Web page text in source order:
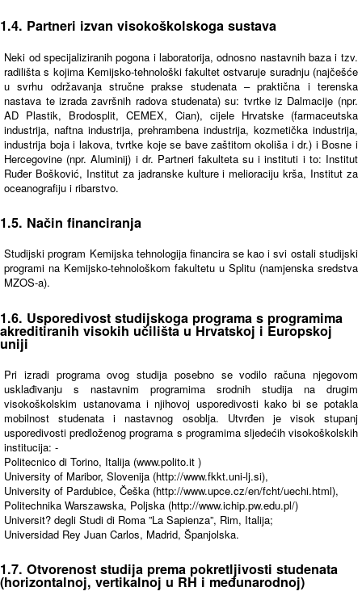
1.4. Partneri izvan visokoškolskoga sustava
Neki od specijaliziranih pogona i laboratorija, odnosno nastavnih baza i tzv.
radilišta s kojima Kemijsko-tehnološki fakultet ostvaruje suradnju (najčešće
u svrhu održavanja stručne prakse studenata – praktična i terenska
nastava te izrada završnih radova studenata) su: tvrtke iz Dalmacije (npr.
AD Plastik, Brodosplit, CEMEX, Cian), cijele Hrvatske (farmaceutska
industrija, naftna industrija, prehrambena industrija, kozmetička industrija,
industrija boja i lakova, tvrtke koje se bave zaštitom okoliša i dr.) i Bosne i
Hercegovine (npr. Aluminij) i dr. Partneri fakulteta su i instituti i to: Institut
Ruđer Bošković, Institut za jadranske kulture i melioraciju krša, Institut za
oceanografiju i ribarstvo.
1.5. Način financiranja
Studijski program Kemijska tehnologija financira se kao i svi ostali studijski
programi na Kemijsko-tehnološkom fakultetu u Splitu (namjenska sredstva
MZOS-a).
1.6. Usporedivost studijskoga programa s programima
akreditiranih visokih učilišta u Hrvatskoj i Europskoj
uniji
Pri izradi programa ovog studija posebno se vodilo računa njegovom
usklađivanju s nastavnim programima srodnih studija na drugim
visokoškolskim ustanovama i njihovoj usporedivosti kako bi se potakla
mobilnost studenata i nastavnog osoblja. Utvrđen je visok stupanj
usporedivosti predloženog programa s programima sljedećih visokoškolskih
institucija: -
Politecnico di Torino, Italija (www.polito.it )
University of Maribor, Slovenija (http://www.fkkt.uni-lj.si),
University of Pardubice, Češka (http://www.upce.cz/en/fcht/uechi.html),
Politechnika Warszawska, Poljska (http://www.ichip.pw.edu.pl/)
Universit? degli Studi di Roma ”La Sapienza”, Rim, Italija;
Universidad Rey Juan Carlos, Madrid, Španjolska.
1.7. Otvorenost studija prema pokretljivosti studenata
(horizontalnoj, vertikalnoj u RH i međunarodnoj)